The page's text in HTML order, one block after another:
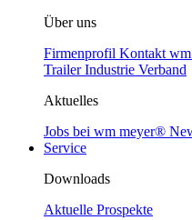
Über uns
Firmenprofil Kontakt
Trailer Industrie Verband
Aktuelles
Jobs bei wm meyer®
Service
Downloads
Aktuelle Prospekte